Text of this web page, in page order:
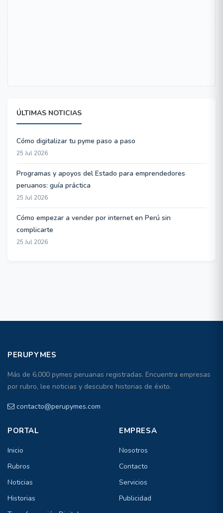
ÚLTIMAS NOTICIAS
Cómo digitalizar tu pyme paso a paso
25 Jul 2026
Programas y apoyos del Estado para emprendedores
peruanos: guía práctica
25 Jul 2026
Cómo empezar a vender por internet en Perú sin
complicarte
25 Jul 2026
PERUPYMES
Más de 6,000 pymes peruanas registradas. Encuentra empresas
por rubro, lee noticias y descubre historias de éxito.
contacto@perupymes.com
PORTAL
Inicio
Rubros
Noticias
Historias
EMPRESA
Nosotros
Contacto
Servicios
Publicidad